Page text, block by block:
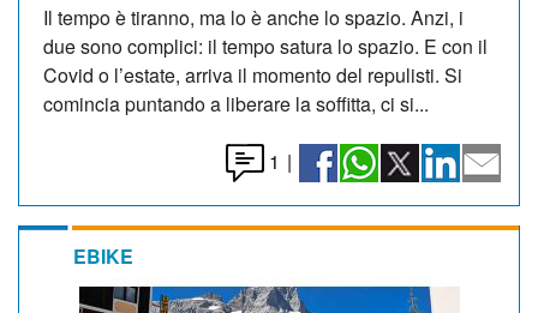
Il tempo è tiranno, ma lo è anche lo spazio. Anzi, i
due sono complici: il tempo satura lo spazio. E con il
Covid o l’estate, arriva il momento del repulisti. Si
comincia puntando a liberare la soffitta, ci si...
1 |
EBIKE